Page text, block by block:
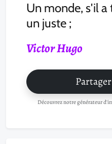
Un monde, s'il a
un juste ;
Victor Hugo
Découvrez notre générateur